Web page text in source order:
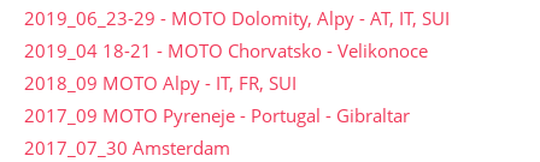
2019_06_23-29 - MOTO Dolomity, Alpy - AT, IT, SUI
2019_04 18-21 - MOTO Chorvatsko - Velikonoce
2018_09 MOTO Alpy - IT, FR, SUI
2017_09 MOTO Pyreneje - Portugal - Gibraltar
2017_07_30 Amsterdam